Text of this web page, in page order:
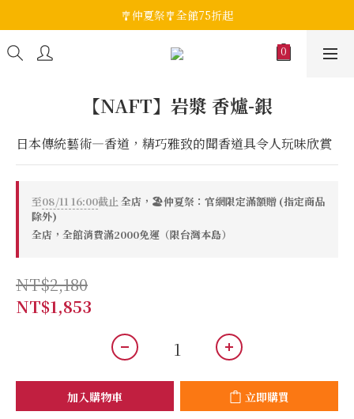
🎐仲夏祭🎐全館75折起
【NAFT】岩漿 香爐-銀
日本傳統藝術—香道，精巧雅致的聞香道具令人玩味欣賞
至08/11 16:00截止 全店，🏖️仲夏祭：官網限定滿額贈 (指定商品
除外)
全店，全館消費滿2000免運（限台灣本島）
NT$2,180
NT$1,853
加入購物車 立即購買